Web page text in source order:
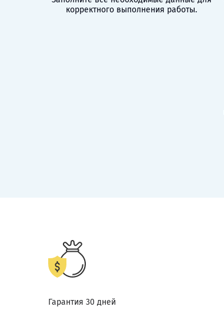
корректного выполнения работы.
Гарантия 30 дней